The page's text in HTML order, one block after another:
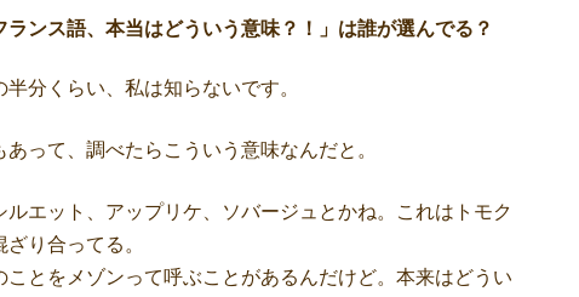
ンス語、本当はどういう意味？！」は誰が選んでる？
分くらい、私は知らないです。
って、調べたらこういう意味なんだと。
エット、アップリケ、ソバージュとかね。これはトモク
り合ってる。
とをメゾンって呼ぶことがあるんだけど。本来はどうい